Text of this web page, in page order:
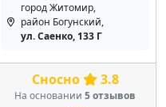
город Житомир,
район Богунский,
ул. Саенко, 133 Г
Сносно 3.8
На основании 5 отзывов